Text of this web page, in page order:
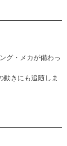
グ・メカが備わっ
動きにも追随しま